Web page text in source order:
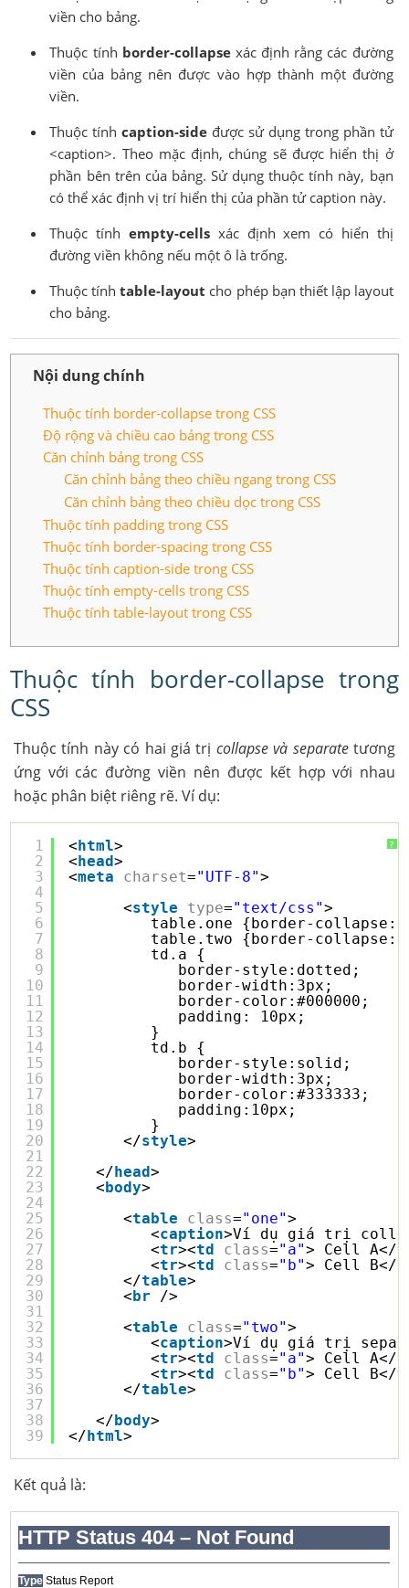
viền cho bảng.
Thuộc tính border-collapsexác định rằng các đường
viền của bảng nên được vào hợp thành một đường
viền.
Thuộc tínhcaption-side được sử dụng trong phần tử
<caption>. Theo mặc định, chúng sẽ được hiển thị ở
phần bên trên của bảng. Sử dụng thuộc tính này, bạn
có thể xác định vị trí hiển thị của phần tử caption này.
Thuộc tính empty-cellsxác định xem có hiển thị
đường viền không nếu một ô là trống.
Thuộc tínhtable-layout cho phép bạn thiết lập layout
cho bảng.
Nội dung chính
Thuộc tính border-collapse trong CSS
Độ rộng và chiều cao bảng trong CSS
Căn chỉnh bảng trong CSS
Căn chỉnh bảng theo chiều ngang trong CSS
Căn chỉnh bảng theo chiều dọc trong CSS
Thuộc tính padding trong CSS
Thuộc tính border-spacing trong CSS
Thuộc tính caption-side trong CSS
Thuộc tính empty-cells trong CSS
Thuộc tính table-layout trong CSS
Thuộc tính border-collapse trong
CSS
Thuộc tính này có hai giá trị collapse và separatetương
ứng với các đường viền nên được kết hợp với nhau
hoặc phân biệt riêng rẽ. Ví dụ:
?
1
2
3
4
5
6
7
8
9
10
11
12
13
14
15
16
17
18
19
20
21
22
23
24
25
26
27
28
29
30
31
32
33
34
35
36
37
38
39
<html>
<head>
<meta charset="UTF-8">
<style type="text/css">
table.one {border-
table.two {border-
td.a {
border-style:dotted;
border-width:3px;
border-color:#000000;
padding: 10px;
}
td.b {
border-style:solid;
border-width:3px;
border-color:#333333;
padding:10px;
}
</style>
</head>
<body>
<table class="one">
<caption>Ví dụ giá trị
<tr><td class="a"> Cell A</
<tr><td class="b"> Cell B</
</table>
<br
/>
<table class="two">
<caption>Ví dụ giá trị
<tr><td class="a"> Cell A</
<tr><td class="b"> Cell B</
</table>
</body>
</html>
Kết quả là: